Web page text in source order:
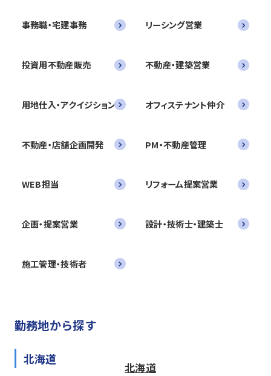
事務職・宅建事務 リーシング営業
投資用不動産販売 不動産・建築営業
用地仕入・アクイジション オフィステナント仲介
不動産・店舗企画開発 PM・不動産管理
WEB担当 リフォーム提案営業
企画・提案営業 設計・技術士・建築士
施工管理・技術者
勤務地から探す
北海道
北海道